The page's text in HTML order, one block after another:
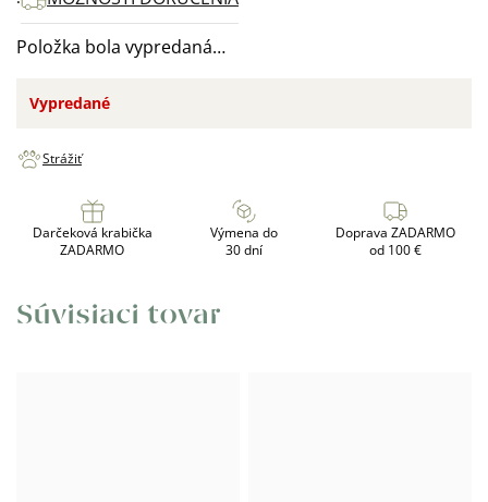
Vypredané
Položka bola vypredaná…
Strážiť
Darčeková krabička
ZADARMO
Výmena do
30 dní
Doprava ZADARMO
od 100 €
Súvisiaci tovar